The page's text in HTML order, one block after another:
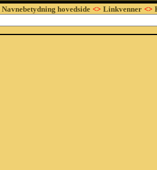
Navnebetydning hovedside <> Linkvenner <>